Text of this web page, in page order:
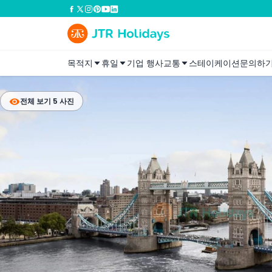
목적지 휴일 기업 행사교통 스테이케이션문의하
전체 보기 5 사진